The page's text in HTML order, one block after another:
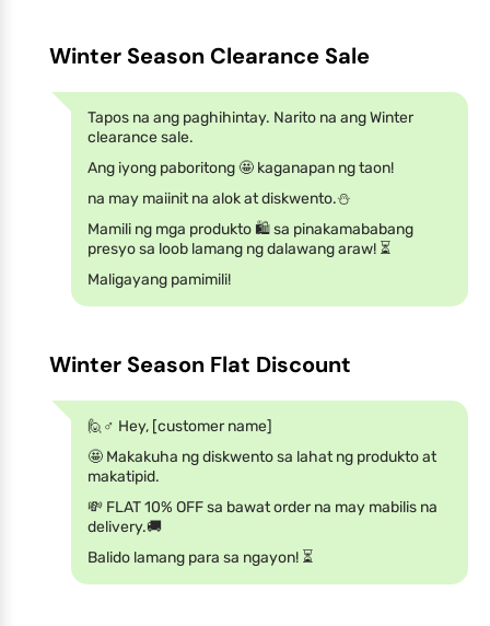
Winter Season Clearance Sale
Tapos na ang paghihintay. Narito na ang Winter
clearance sale.
Ang iyong paboritong 🤩 kaganapan ng taon!
na may maiinit na alok at diskwento.⛄
Mamili ng mga produkto 🛍️ sa pinakamababang
presyo sa loob lamang ng dalawang araw! ⏳
Maligayang pamimili!
Winter Season Flat Discount
🙋♂️ Hey, [customer name]
🤩 Makakuha ng diskwento sa lahat ng produkto at
makatipid.
💸 FLAT 10% OFF sa bawat order na may mabilis na
delivery.🚚
Balido lamang para sa ngayon! ⏳